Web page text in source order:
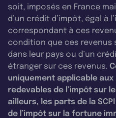
soit, imposés en France
d’un crédit d’impôt, égal à
correspondant à ces
condition que ces revenus
dans leur pays ou d’un
étranger sur ces revenus.
uniquement applicable
redevables de l’impôt sur
ailleurs, les parts de la
de l’impôt sur la fortune